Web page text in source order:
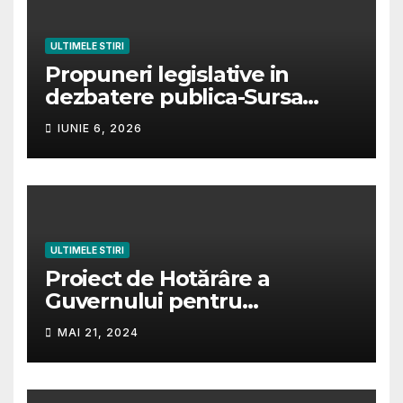
ULTIMELE STIRI
Propuneri legislative in
dezbatere publica-Sursa
https://iscir.ro/transparenta-
decizionala.
IUNIE 6, 2026
ULTIMELE STIRI
Proiect de Hotărâre a
Guvernului pentru
modificarea și completarea
Hotărârii de Guvern nr.
1340/2001, privind
organizarea şi funcţionarea
MAI 21, 2024